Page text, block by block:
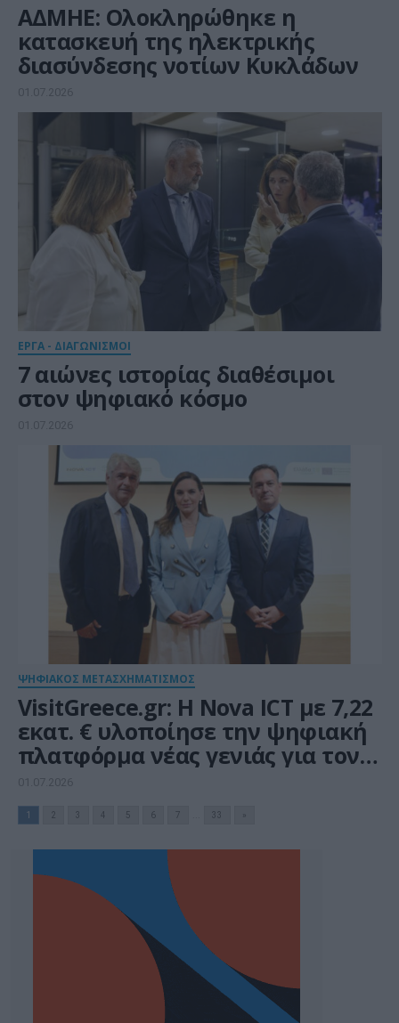
ΑΔΜΗΕ: Ολοκληρώθηκε η
κατασκευή της ηλεκτρικής
διασύνδεσης νοτίων Κυκλάδων
01.07.2026
ΕΡΓΑ - ΔΙΑΓΩΝΙΣΜΟΙ
7 αιώνες ιστορίας διαθέσιμοι
στον ψηφιακό κόσμο
01.07.2026
ΨΗΦΙΑΚΟΣ ΜΕΤΑΣΧΗΜΑΤΙΣΜΟΣ
VisitGreece.gr: H Nova ICT με 7,22
εκατ. € υλοποίησε την ψηφιακή
πλατφόρμα νέας γενιάς για τον
ελληνικό τουρισμό
01.07.2026
1 2 3 4 5 6 7 33